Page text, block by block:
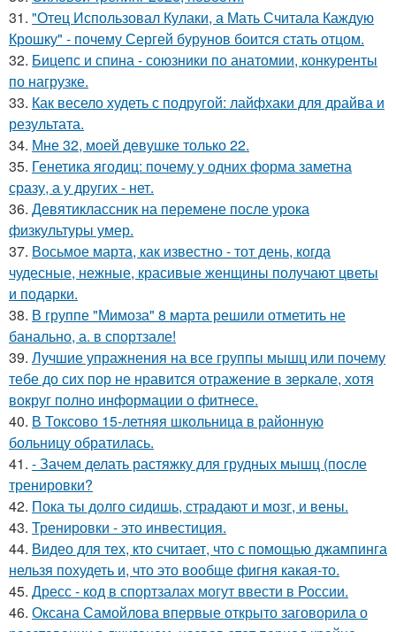
31. "Отец Использовал Кулаки, а Мать Считала Каждую
Крошку" - почему Сергей бурунов боится стать отцом.
32. Бицепс и спина - союзники по анатомии, конкуренты
по нагрузке.
33. Как весело худеть с подругой: лайфхаки для драйва и
результата.
34. Мне 32, моей девушке только 22.
35. Генетика ягодиц: почему у одних форма заметна
сразу, а у других - нет.
36. Девятиклассник на перемене после урока
физкультуры умер.
37. Восьмое марта, как известно - тот день, когда
чудесные, нежные, красивые женщины получают цветы
и подарки.
38. В группе "Мимоза" 8 марта решили отметить не
банально, а. в спортзале!
39. Лучшие упражнения на все группы мышц или почему
тебе до сих пор не нравится отражение в зеркале, хотя
вокруг полно информации о фитнесе.
40. В Токсово 15-летняя школьница в районную
больницу обратилась.
41. - Зачем делать растяжку для грудных мышц (после
тренировки?
42. Пока ты долго сидишь, страдают и мозг, и вены.
43. Тренировки - это инвестиция.
44. Видео для тех, кто считает, что с помощью джампинга
нельзя похудеть и, что это вообще фигня какая-то.
45. Дресс - код в спортзалах могут ввести в России.
46. Оксана Самойлова впервые открыто заговорила о